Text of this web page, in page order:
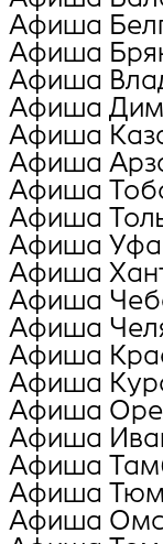
Афиша
Афиша
Афиша
Афиша
Афиша
Афиша
Афиша
Афиша
Афиша Уфа
Афиша
Афиша
Афиша
Афиша
Афиша
Афиша
Афиша
Афиша
Афиша
Афиша